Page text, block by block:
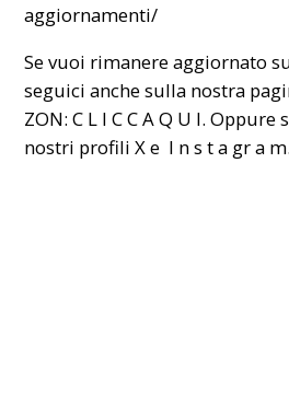
aggiornamenti/
Se vuoi rimanere aggiornato
seguici anche sulla nostra
ZON:C L I C C A Q U I. Oppure
nostri profiliX e I n s t a gr a m.